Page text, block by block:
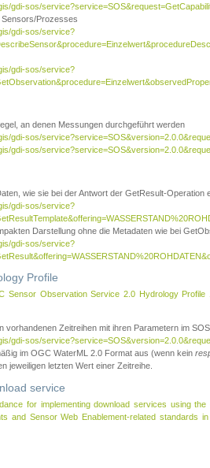
gdi-sos/
Sensors/Prozesses
gdi-sos/service?
gdi-sos/service?
an denen Messungen durchgeführt werden
gdi-sos/
gdi-sos/
wie sie bei der Antwort der GetResult-Operation
gdi-sos/service?
Darstellung ohne die Metadaten wie bei
gdi-sos/service?
Profile
Sensor Observation Service 2.0 Hydrology Profile
Zeitreihen mit ihren Parametern im
gdi-sos/
im OGC WaterML 2.0 Format aus (wenn kein
jeweiligen letzten Wert einer Zeitreihe.
service
for implementing download services using
and Sensor Web Enablement-related standards in